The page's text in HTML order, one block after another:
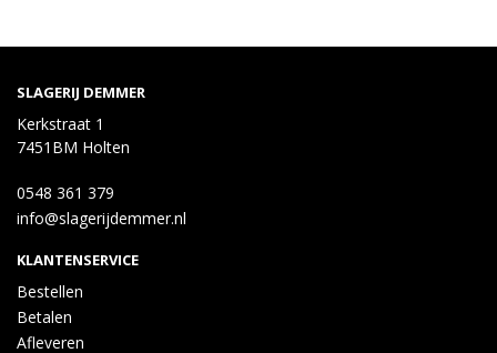
SLAGERIJ DEMMER
Kerkstraat 1
7451BM Holten
0548 361 379
info@slagerijdemmer.nl
KLANTENSERVICE
Bestellen
Betalen
Afleveren